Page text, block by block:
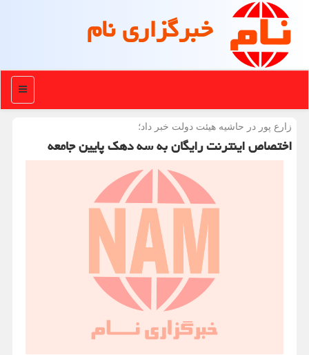
خبرگزاری نام
منو
زارع پور در حاشیه هیئت دولت خبر داد؛
اختصاص اینترنت رایگان به سه دهک پایین جامعه